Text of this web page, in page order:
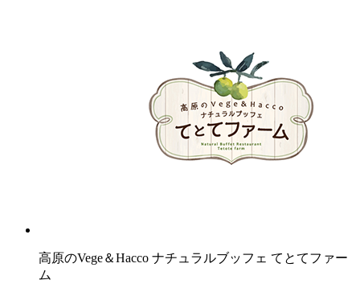
高原のVege＆Hacco ナチュラルブッフェ てとてファー
ム